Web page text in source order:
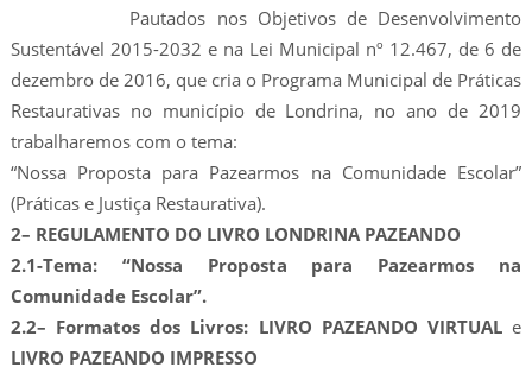
Pautados nos Objetivos de Desenvolvimento
Sustentável 2015-2032 e na Lei Municipal nº 12.467, de 6 de
dezembro de 2016, que cria o Programa Municipal de Práticas
Restaurativas no município de Londrina, no ano de 2019
trabalharemos com o tema:
“Nossa Proposta para Pazearmos na Comunidade Escolar”
(Práticas e Justiça Restaurativa).
2– REGULAMENTO DO LIVRO LONDRINA PAZEANDO
2.1-Tema: “Nossa Proposta para Pazearmos na
Comunidade Escolar”.
2.2– Formatos dos Livros: LIVRO PAZEANDO VIRTUALe
LIVRO PAZEANDO IMPRESSO